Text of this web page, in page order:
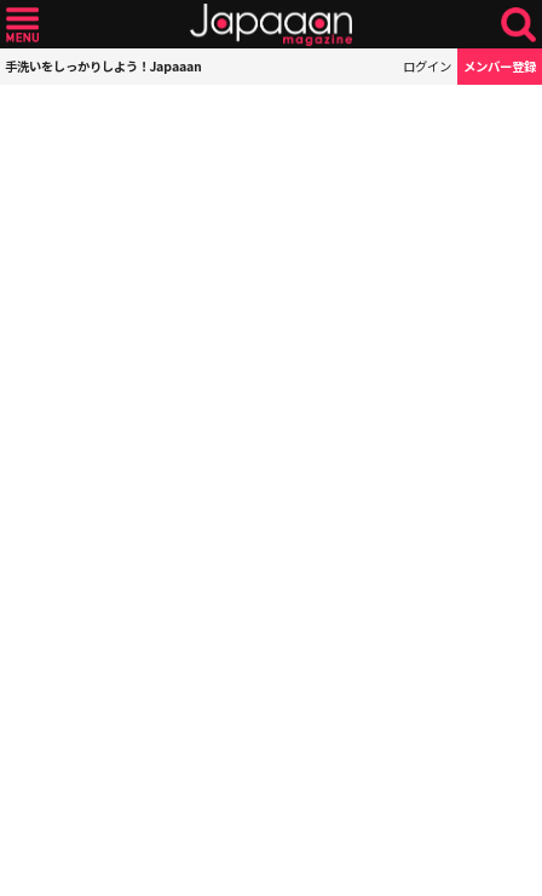
手洗いをしっかりしよう！Japaaan ログイン メンバー登録